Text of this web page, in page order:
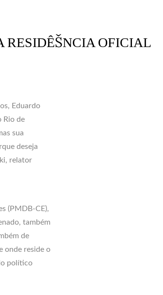
RESIDÊŠNCIA OFICIAL
Eduardo
Rio de
sua
deseja
relator
(PMDB-CE),
também
de
onde reside o
político